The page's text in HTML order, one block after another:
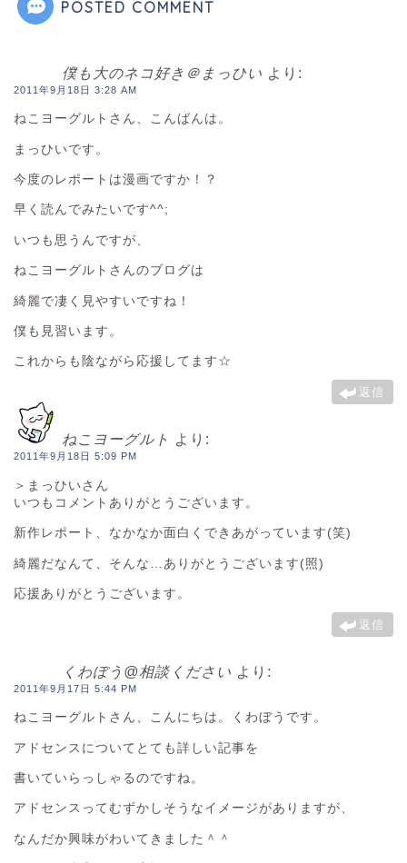
POSTED COMMENT
僕も大のネコ好き＠まっひい より:
2011年9月18日 3:28 AM
ねこヨーグルトさん、こんばんは。
まっひいです。
今度のレポートは漫画ですか！？
早く読んでみたいです^^;
いつも思うんですが、
ねこヨーグルトさんのブログは
綺麗で凄く見やすいですね！
僕も見習います。
これからも陰ながら応援してます☆
返信
ねこヨーグルト より:
2011年9月18日 5:09 PM
＞まっひいさん
いつもコメントありがとうございます。
新作レポート、なかなか面白くできあがっています(笑)
綺麗だなんて、そんな…ありがとうございます(照)
応援ありがとうございます。
返信
くわぼう@相談ください より:
2011年9月17日 5:44 PM
ねこヨーグルトさん、こんにちは。くわぼうです。
アドセンスについてとても詳しい記事を
書いていらっしゃるのですね。
アドセンスってむずかしそうなイメージがありますが、
なんだか興味がわいてきました＾＾